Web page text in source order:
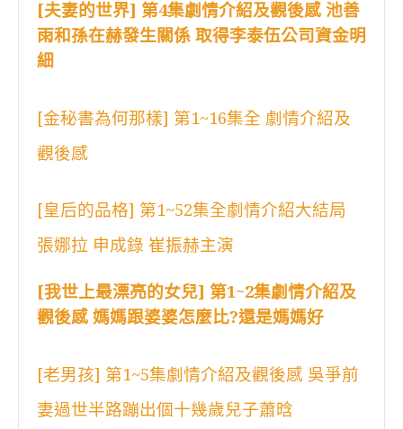
[夫妻的世界] 第4集劇情介紹及觀後感 池善
雨和孫在赫發生關係 取得李泰伍公司資金明
細
[金秘書為何那樣] 第1~16集全 劇情介紹及
觀後感
[皇后的品格] 第1~52集全劇情介紹大結局
張娜拉 申成錄 崔振赫主演
[我世上最漂亮的女兒] 第1~2集劇情介紹及
觀後感 媽媽跟婆婆怎麼比?還是媽媽好
[老男孩] 第1~5集劇情介紹及觀後感 吳爭前
妻過世半路蹦出個十幾歲兒子蕭晗